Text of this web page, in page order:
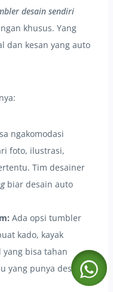
desain sendiri
khusus. Yang
dan kesan yang auto
ngakomodasi
foto, ilustrasi,
Tim desainer
biar desain auto
Ada opsi tumbler
kado, kayak
bisa tahan
yang punya desain